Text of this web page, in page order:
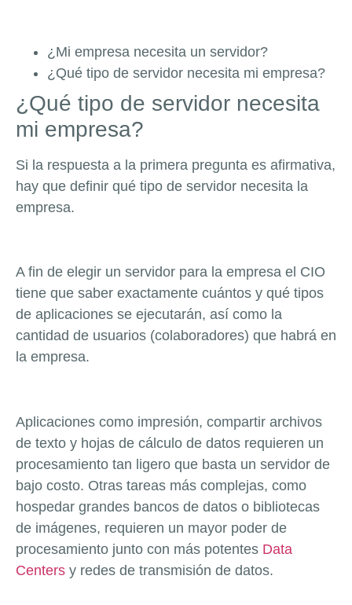
¿Mi empresa necesita un servidor?
¿Qué tipo de servidor necesita mi empresa?
¿Qué tipo de servidor necesita
mi empresa?
Si la respuesta a la primera pregunta es afirmativa,
hay que definir qué tipo de servidor necesita la
empresa.
A fin de elegir un servidor para la empresa el CIO
tiene que saber exactamente cuántos y qué tipos
de aplicaciones se ejecutarán, así como la
cantidad de usuarios (colaboradores) que habrá en
la empresa.
Aplicaciones como impresión, compartir archivos
de texto y hojas de cálculo de datos requieren un
procesamiento tan ligero que basta un servidor de
bajo costo. Otras tareas más complejas, como
hospedar grandes bancos de datos o bibliotecas
de imágenes, requieren un mayor poder de
procesamiento junto con más potentes Data
Centers y redes de transmisión de datos.